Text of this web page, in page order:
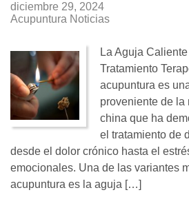
diciembre 29, 2024
Acupuntura Noticias
La Aguja
Tratamiento
acupuntura es
proveniente de la
china que ha
el tratamiento de
desde el dolor crónico hasta el
emocionales. Una de las variantes
acupuntura es la aguja […]